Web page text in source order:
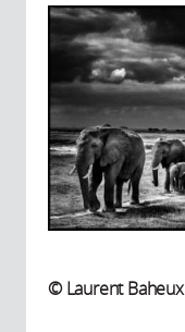
© Laurent Baheux